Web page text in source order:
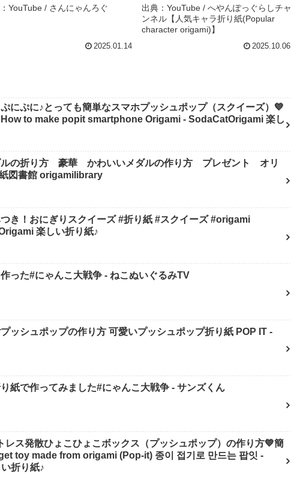
こ #猫 #猫と子供 – さんに
YouTube / さんにゃんろぐ
2025.01.14
紙 #ネコ #まどマギコラボ #へやん
ぽっぐらし – へやんぽっぐらしチ
ャンネル【人気キャラ折り紙
(Popular character origami)】
出典：YouTube / へやんぽっぐらしチャ
ンネル【人気キャラ折り紙(Popular
character origami)】
2025.10.06
ぷにぷに♪とっても簡単なスマホプッシュポップ（スクイーズ）💙
to make popit smartphone Origami - SodaCatOrigami 楽し
ルの折り方 豪華 かわいいメダルの作り方 プレゼント オリ
図書館 origamilibrary
き！おにぎりスクイーズ #折り紙 #スクイーズ #origami
楽しい折り紙♪
った#にゃんこ大戦争 - ねこぬいぐるみTV
プッシュポップの作り方 可愛いプッシュポップ折り紙 POP IT -
紙で作ってみました#にゃんこ大戦争 - サンズくん
レス発散ひょこひょこボックス（プッシュポップ）の作り方💙簡
toy made from origami (Pop-it) 종이 접기로 만드는 팝잇 -
折り紙♪